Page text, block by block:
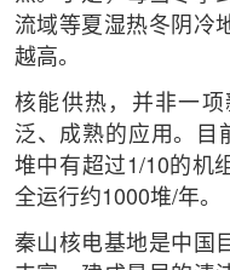
流域等夏湿热冬阴冷
越高。
核能供热，并非一
泛、成熟的应用。目
堆中有超过1/10的机
全运行约1000堆/年。
秦山核电基地是中国